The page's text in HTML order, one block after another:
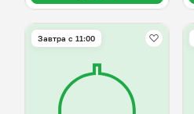
Завтра c 11:00